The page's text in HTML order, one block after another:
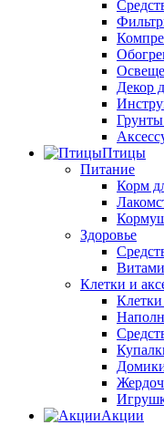
Декор
Грунты
Птицы
Питание
Корм
Здоровье
Клетки и
Акции